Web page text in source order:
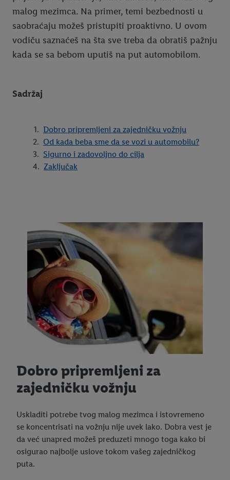
malog mezimca. Na primer, temi bezbednosti u
saobraćaju možeš pristupiti proaktivno. U ovom
vodiču saznaćeš na šta sve treba da obratiš pažnju
kada se sa bebom uputiš na put automobilom.
Sadržaj
Dobro pripremljeni za zajedničku vožnju
Od kada beba sme da se vozi u automobilu?
Sigurno i zadovoljno do cilja
Zaključak
Dobro pripremljeni za
zajedničku vožnju
Uskladiti potrebe tvog malog mezimca i istovremeno
se koncentrisati na vožnju nije uvek lako. Dobra vest je
da već unapred možeš preduzeti mnogo toga kako bi
osigurao najbolje uslove tokom vašeg zajedničkog
puta.